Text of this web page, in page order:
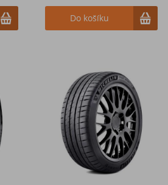
Do košíku